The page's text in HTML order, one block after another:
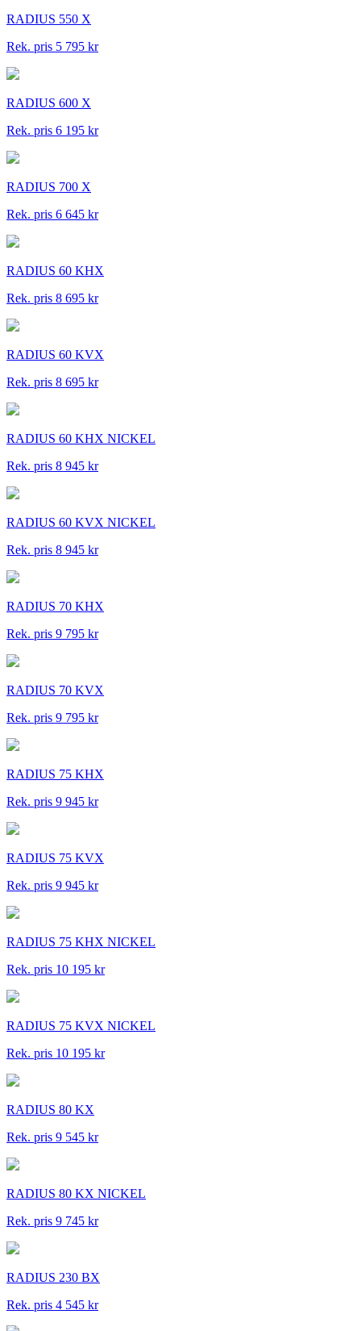
RADIUS 550 X
Rek. pris 5 795 kr
RADIUS 600 X
Rek. pris 6 195 kr
RADIUS 700 X
Rek. pris 6 645 kr
RADIUS 60 KHX
Rek. pris 8 695 kr
RADIUS 60 KVX
Rek. pris 8 695 kr
RADIUS 60 KHX NICKEL
Rek. pris 8 945 kr
RADIUS 60 KVX NICKEL
Rek. pris 8 945 kr
RADIUS 70 KHX
Rek. pris 9 795 kr
RADIUS 70 KVX
Rek. pris 9 795 kr
RADIUS 75 KHX
Rek. pris 9 945 kr
RADIUS 75 KVX
Rek. pris 9 945 kr
RADIUS 75 KHX NICKEL
Rek. pris 10 195 kr
RADIUS 75 KVX NICKEL
Rek. pris 10 195 kr
RADIUS 80 KX
Rek. pris 9 545 kr
RADIUS 80 KX NICKEL
Rek. pris 9 745 kr
RADIUS 230 BX
Rek. pris 4 545 kr